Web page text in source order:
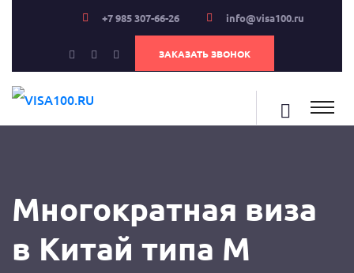
+7 985 307-66-26 info@visa100.ru
ЗАКАЗАТЬ ЗВОНОК
Многократная виза
в Китай типа М